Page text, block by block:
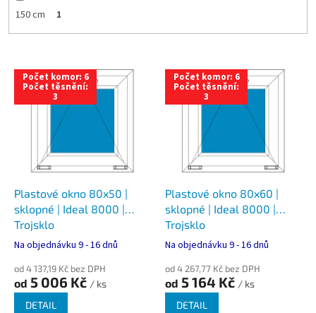
150 cm 1
V
p
Počet komor: 6
Počet těsnění:
3
Plastové okno 80x50 |
sklopné | Ideal 8000 |
Trojsklo
Na objednávku 9 - 16 dnů
od 4 137,19 Kč bez DPH
od 5 006 Kč / ks
DETAIL
Počet komor: 6
Počet těsnění:
3
Plastové okno 80x60 |
sklopné | Ideal 8000 |
Trojsklo
Na objednávku 9 - 16 dnů
od 4 267,77 Kč bez DPH
od 5 164 Kč / ks
DETAIL